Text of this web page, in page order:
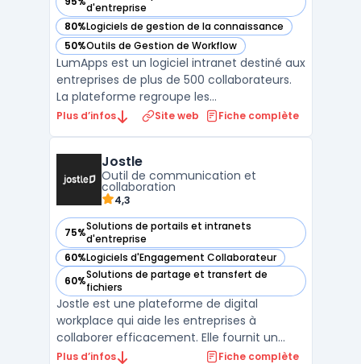
d'entreprise
— voir LumApps dans cette catégorie
80%Logiciels de gestion de la connaissance
— voir LumApps dans cette catégorie
50%Outils de Gestion de Workflow
— voir LumApps dans cette catégorie
LumApps est un logiciel intranet destiné aux
entreprises de plus de 500 collaborateurs.
La plateforme regroupe les
communications internes, les documents
communication publient des actualités
ciblées par site, département ou ...
Plus d’infos Site web Fiche complète
Jostle
Outil de communication et
collaboration
4,3
75%Solutions de portails et intranets
d'entreprise
— voir Jostle dans cette catégorie
60%Logiciels d'Engagement Collaborateur
— voir Jostle dans cette catégorie
60%Solutions de partage et transfert de
fichiers
— voir Jostle dans cette catégorie
Jostle est une plateforme de digital
workplace qui aide les entreprises à
collaborer efficacement. Elle fournit un
espace de travail en ligne où les employés
Plus d’infos Fiche complète